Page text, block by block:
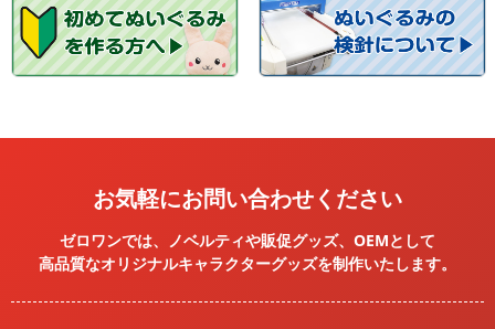
お気軽にお問い合わせください
ゼロワンでは、ノベルティや販促グッズ、OEMとして
高品質なオリジナルキャラクターグッズを制作いたします。